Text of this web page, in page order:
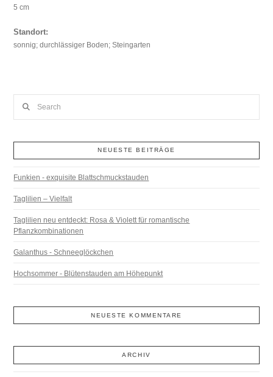
5 cm
Standort:
sonnig; durchlässiger Boden; Steingarten
NEUESTE BEITRÄGE
Funkien - exquisite Blattschmuckstauden
Taglilien – Vielfalt
Taglilien neu entdeckt: Rosa & Violett für romantische
Pflanzkombinationen
Galanthus - Schneeglöckchen
Hochsommer - Blütenstauden am Höhepunkt
NEUESTE KOMMENTARE
ARCHIV